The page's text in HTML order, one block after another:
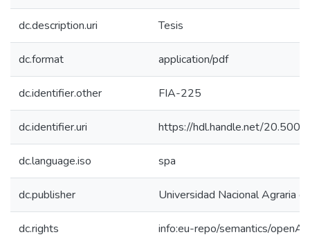
dc.description.uri Tesis
dc.format application/pdf
dc.identifier.other FIA-225
dc.identifier.uri https://hdl.handle.net/
dc.language.iso spa
dc.publisher Universidad Nacional Agraria
dc.rights info:eu-repo/semantics/